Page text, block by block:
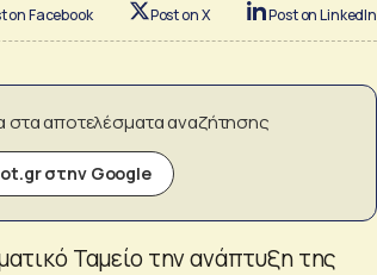
on Facebook Post on X Post on LinkedIn
αποτελέσματα αναζήτησης
στην Google
Ταμείο την ανάπτυξη της